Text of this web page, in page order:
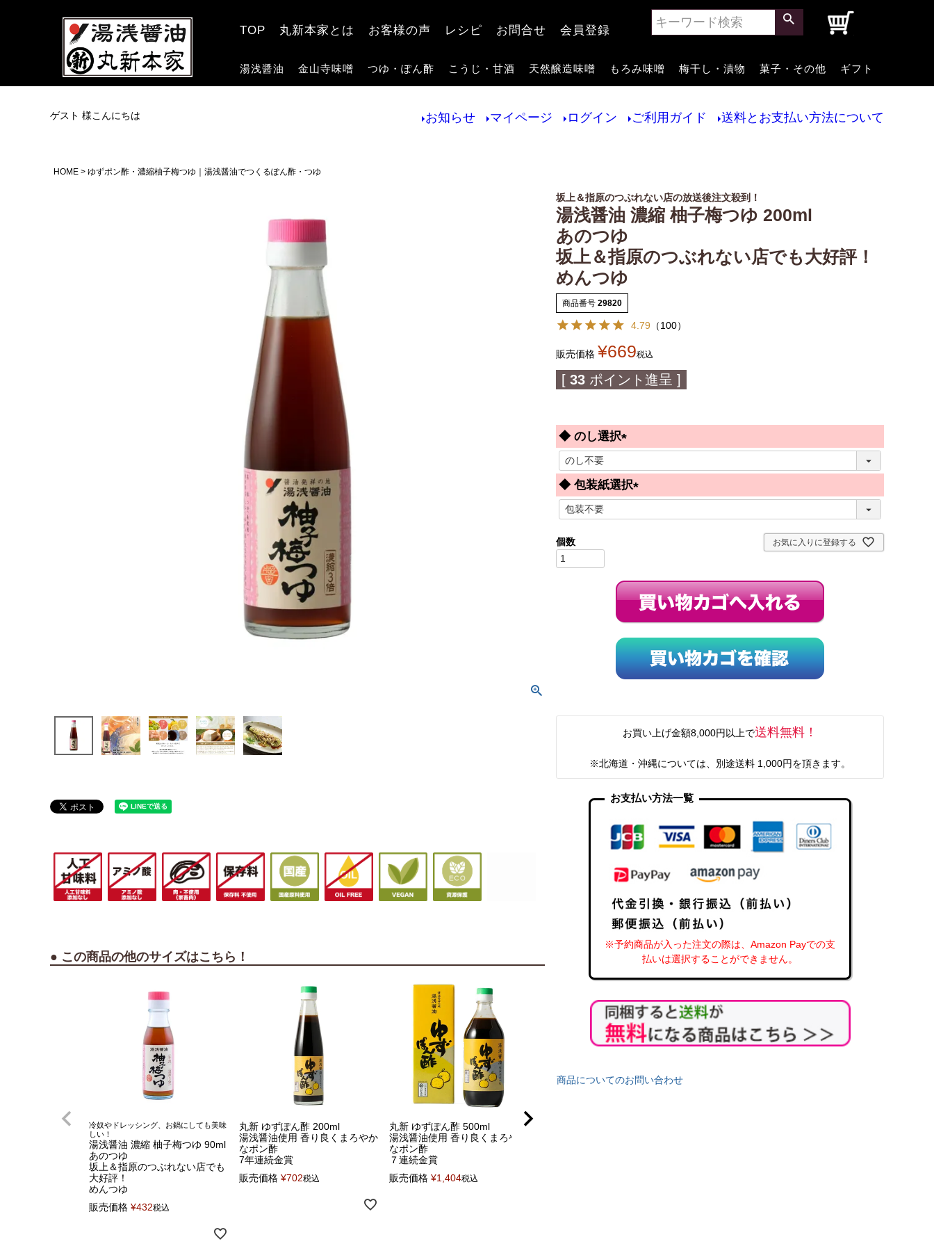
TOP 丸新本家とは お客様の声 レシピ お問合せ 会員登録
湯浅醤油 金山寺味噌 つゆ・ぽん酢 こうじ・甘酒 天然醸造味噌 もろみ味噌 梅干し・漬物 菓子・その他 ギフト
ゲスト 様こんにちは お知らせ マイページ ログイン ご利用ガイド 送料とお支払い方法について
HOME ゆずポン酢・濃縮柚子梅つゆ｜湯浅醤油でつくるぽん酢・つゆ
● この商品の他のサイズはこちら！
冷奴やドレッシング、お鍋にしても美味
しい！
湯浅醤油 濃縮 柚子梅つゆ 90ml
あのつゆ
坂上＆指原のつぶれない店でも
大好評！
めんつゆ
販売価格 ¥432税込
丸新 ゆずぽん酢 200ml
湯浅醤油使用 香り良くまろやか
なポン酢
7年連続金賞
販売価格 ¥702税込
丸新 ゆずぽん酢 500ml
湯浅醤油使用 香り良くまろやか
なポン酢
７連続金賞
販売価格 ¥1,404税込
坂上＆指原のつぶれない店の放送後注文殺到！
湯浅醤油 濃縮 柚子梅つゆ 200ml
あのつゆ
坂上＆指原のつぶれない店でも大好評！
めんつゆ
商品番号 29820
4.79 （100）
販売価格 ¥669税込
[ 33 ポイント進呈 ]
◆ のし選択
必
須
◆ 包装紙選択
必
お気に入りに登録する
お買い上げ金額8,000円以上で送料無料！
※北海道・沖縄については、別途送料 1,000円を頂きます。
お支払い方法一覧
※予約商品が入った注文の際は、Amazon Payでの支
払いは選択することができません。
商品についてのお問い合わせ